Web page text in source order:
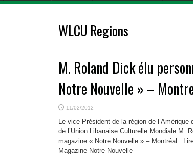
WLCU Regions
M. Roland Dick élu
Notre Nouvelle » –
11/02/2012
Le vice Président de la région de
de l’Union Libanaise Culturelle Mondiale M.
magazine « Notre Nouvelle » – Montréal :
Magazine Notre Nouvelle